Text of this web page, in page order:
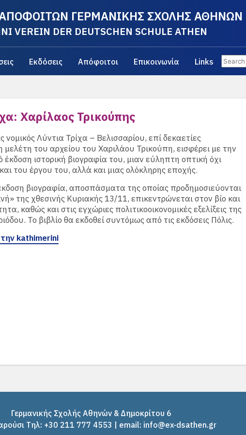
ΓΕΡΜΑΝΙΚΗΣ ΣΧΟΛΗΣ ΑΘΗΝΩΝ
VEREIN DER DEUTSCHEN SCHULE ATHEN
Εκδόσεις Απόφοιτοι Επικοινωνία Links
Χαρίλαος Τρικούπης
νομικός Λύντια Τρίχα – Βελισσαρίου, επί δεκαετίες
του αρχείου του Χαριλάου Τρικούπη, εισφέρει με την
ιστορική βιογραφία του, μιαν εύληπτη οπτική όχι
του έργου του, αλλά και μιας ολόκληρης εποχής.
βιογραφία, αποσπάσματα της οποίας προδημοσιεύονται
της χθεσινής Κυριακής 13/11, επικεντρώνεται στον βίο και
καθώς και στις εγχώριες πολιτικοοικονομικές εξελίξεις της
Το βιβλίο θα εκδοθεί συντόμως από τις εκδόσεις Πόλις.
kathimerini
Γερμανικής Σχολής Αθηνών & Δημοκρίτου 6
Tηλ: +30 211 777 4553 | email: info@ex-dsathen.gr